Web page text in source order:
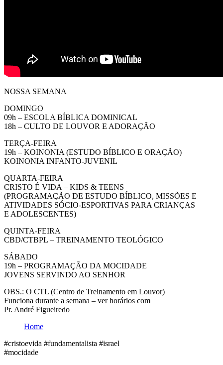
NOSSA SEMANA
DOMINGO
09h – ESCOLA BÍBLICA DOMINICAL
18h – CULTO DE LOUVOR E ADORAÇÃO
TERÇA-FEIRA
19h – KOINONIA (ESTUDO BÍBLICO E ORAÇÃO)
KOINONIA INFANTO-JUVENIL
QUARTA-FEIRA
CRISTO É VIDA – KIDS & TEENS
(PROGRAMAÇÃO DE ESTUDO BÍBLICO, MISSÕES E
ATIVIDADES SÓCIO-ESPORTIVAS PARA CRIANÇAS
E ADOLESCENTES)
QUINTA-FEIRA
CBD/CTBPL – TREINAMENTO TEOLÓGICO
SÁBADO
19h – PROGRAMAÇÃO DA MOCIDADE
JOVENS SERVINDO AO SENHOR
OBS.: O CTL (Centro de Treinamento em Louvor)
Funciona durante a semana – ver horários com
Pr. André Figueiredo
Home
#cristoevida #fundamentalista #israel
#mocidade